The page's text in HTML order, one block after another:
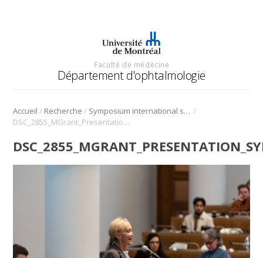
Faculté de médecine
Département d'ophtalmologie
Accueil / Recherche / Symposium international sur l’angiogenèse rétinienne et choroïdienne /
DSC_2855_MGrant_Presentation_Symposium_Angio_2022